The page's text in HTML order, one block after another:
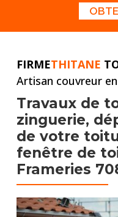
FIRMETHITANE
Artisan couvreur
Travaux de
zinguerie,
de votre
fenêtre de
Frameries